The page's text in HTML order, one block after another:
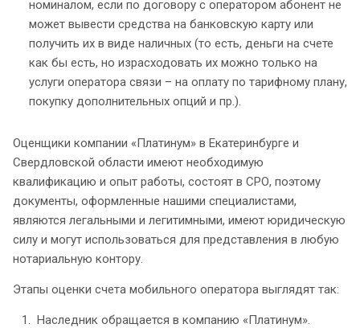
номиналом, если по договору с оператором абонент не
может вывести средства на банковскую карту или
получить их в виде наличных (то есть, деньги на счете
как бы есть, но израсходовать их можно только на
услуги оператора связи – на оплату по тарифному плану,
покупку дополнительных опций и пр.).
Оценщики компании «Платинум» в Екатеринбурге и
Свердловской области имеют необходимую
квалификацию и опыт работы, состоят в СРО, поэтому
документы, оформленные нашими специалистами,
являются легальными и легитимными, имеют юридическую
силу и могут использоваться для представления в любую
нотариальную контору.
Этапы оценки счета мобильного оператора выглядят так:
Наследник обращается в компанию «Платинум».